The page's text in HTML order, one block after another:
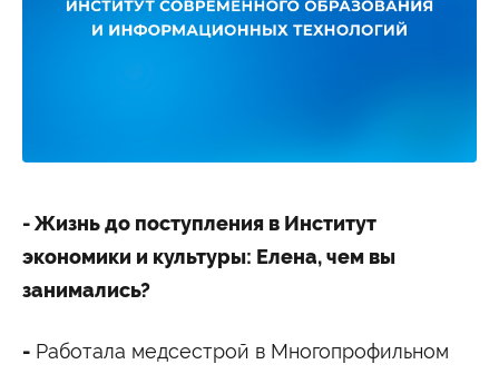
Студенту
Фотогалерея
Второе высшее
Очная форма обучения
Очно-заочная форма обучения
- Жизнь до поступления в Институт
экономики и культуры: Елена, чем вы
занимались?
- Работала медсестрой в Многопрофильном